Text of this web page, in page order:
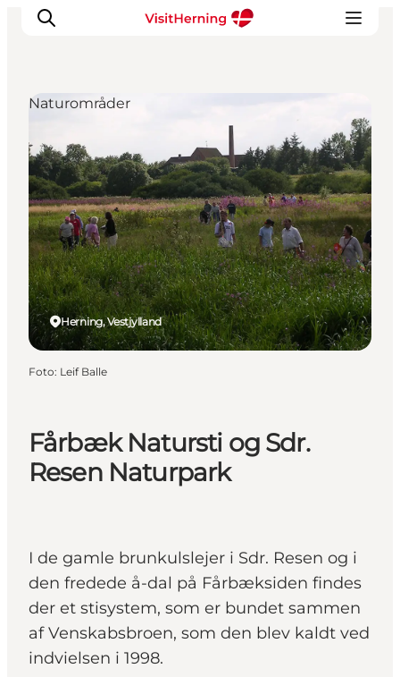
Det sker
Spis, drik og shop
Kunstlandet
Se og oplev
Find vej
Sov godt
Book overnatning
Fårbæk Natursti og Sdr.
Resen Naturpark
I de gamle brunkulslejer i Sdr. Resen og i
den fredede å-dal på Fårbæksiden findes
der et stisystem, som er bundet sammen
af Venskabsbroen, som den blev kaldt ved
indvielsen i 1998.
Herning, Vestjylland
Naturområder
Foto: Leif Balle